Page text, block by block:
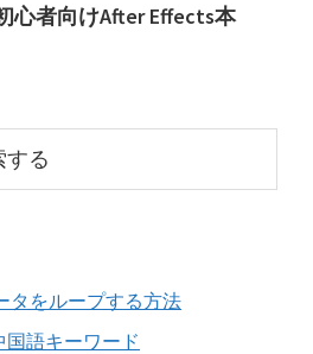
心者向けAfter Effects本
タをループする方法
語キーワード